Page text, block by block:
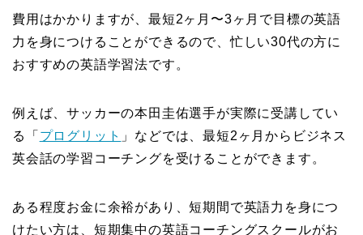
費用はかかりますが、最短2ヶ月〜3ヶ月で目標の英語
力を身につけることができるので、忙しい30代の方に
おすすめの英語学習法です。
例えば、サッカーの本田圭佑選手が実際に受講してい
る「 プログリット 」などでは、最短2ヶ月からビジネス
英会話の学習コーチングを受けることができます。
ある程度お金に余裕があり、短期間で英語力を身につ
けたい方は、短期集中の英語コーチングスクールがお